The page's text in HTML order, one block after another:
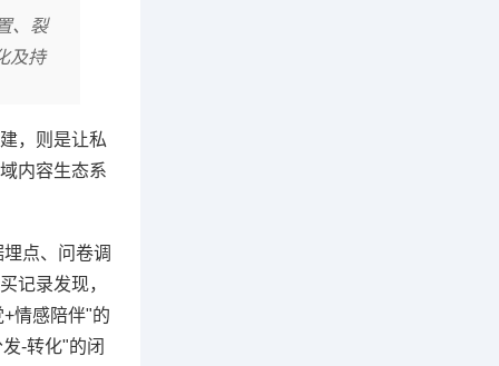
、裂
及持
，则是让私
内容生态系
点、问卷调
记录发现，
情感陪伴"的
-转化"的闭